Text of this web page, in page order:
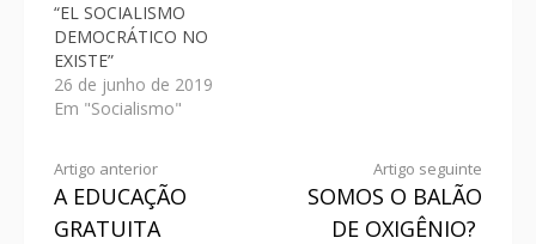
“EL SOCIALISMO
DEMOCRÁTICO NO
EXISTE”
26 de junho de 2019
Em "Socialismo"
Artigo anterior
A EDUCAÇÃO
GRATUITA
Artigo seguinte
SOMOS O BALÃO
DE OXIGÊNIO?